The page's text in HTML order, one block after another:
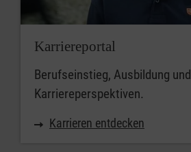
Karriereportal
Berufseinstieg, Ausbildung und
Karriereperspektiven.
Karrieren entdecken